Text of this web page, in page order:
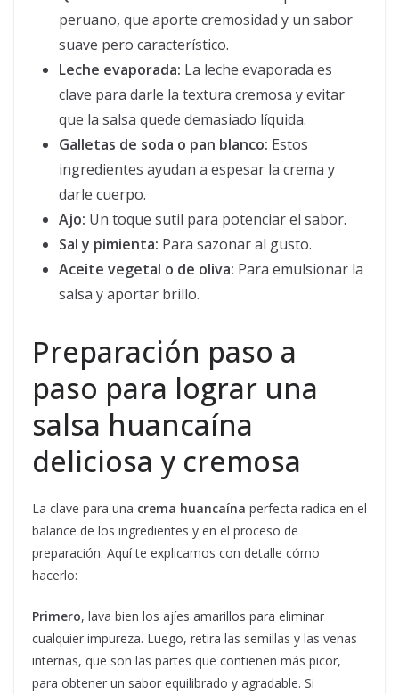
peruano, que aporte cremosidad y un sabor
suave pero característico.
Leche evaporada: La leche evaporada es
clave para darle la textura cremosa y evitar
que la salsa quede demasiado líquida.
Galletas de soda o pan blanco: Estos
ingredientes ayudan a espesar la crema y
darle cuerpo.
Ajo: Un toque sutil para potenciar el sabor.
Sal y pimienta: Para sazonar al gusto.
Aceite vegetal o de oliva: Para emulsionar la
salsa y aportar brillo.
Preparación paso a
paso para lograr una
salsa huancaína
deliciosa y cremosa
La clave para una crema huancaína perfecta radica en el
balance de los ingredientes y en el proceso de
preparación. Aquí te explicamos con detalle cómo
hacerlo:
Primero, lava bien los ajíes amarillos para eliminar
cualquier impureza. Luego, retira las semillas y las venas
internas, que son las partes que contienen más picor,
para obtener un sabor equilibrado y agradable. Si